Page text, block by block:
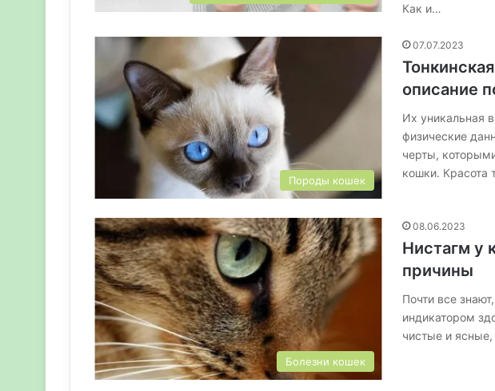
Как и…
Породы кошек
07.07.2023
описание
Их уникальная
физические
черты,
кошки. Красота
Болезни кошек
08.06.2023
Нистагм у
причины
Почти все
индикатором
чистые и